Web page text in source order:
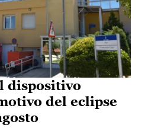
dispositivo
del eclipse